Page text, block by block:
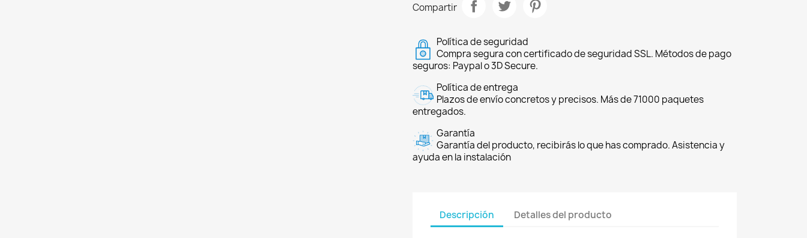
Compartir
Política de seguridad
Compra segura con certificado de seguridad SSL. Métodos de pago
seguros: Paypal o 3D Secure.
Política de entrega
Plazos de envío concretos y precisos. Más de 71000 paquetes
entregados.
Garantía
Garantía del producto, recibirás lo que has comprado. Asistencia y
ayuda en la instalación
Descripción Detalles del producto